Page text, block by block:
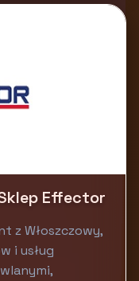
Effector
z Włoszczowy,
i usług